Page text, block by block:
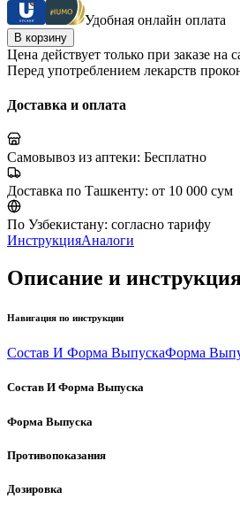
Удобная онлайн оплата
В корзину
Цена действует только при заказе на
Перед употреблением лекарств
Доставка и оплата
Самовывоз из аптеки: Бесплатно
Доставка по Ташкенту: от 10 000 сум
По Узбекистану: согласно тарифу
ИнструкцияАналоги
Описание и
Навигация по инструкции
Состав И Форма ВыпускаФорма
Состав И Форма Выпуска
Форма Выпуска
Противопоказания
Дозировка